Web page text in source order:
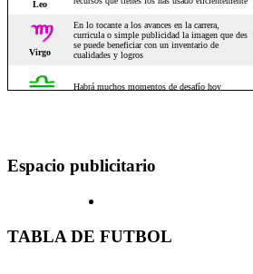
Espacio publicitario
TABLA DE FUTBOL